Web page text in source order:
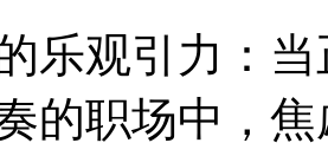
乐观引力：
的职场中，